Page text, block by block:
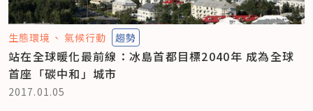
生態環境 氣候行動 趨勢
站在全球暖化最前線：冰島首都目標2040年 成為全球
首座「碳中和」城市
2017.01.05